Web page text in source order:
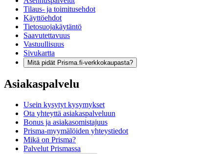
Tilaus- ja toimitusehdot
Käyttöehdot
Tietosuojakäytäntö
Saavutettavuus
Vastuullisuus
Sivukartta
Mitä pidät Prisma.fi-verkkokaupasta?
Asiakaspalvelu
Usein kysytyt kysymykset
Ota yhteyttä asiakaspalveluun
Bonus ja asiakasomistajuus
Prisma-myymälöiden yhteystiedot
Mikä on Prisma?
Palvelut Prismassa